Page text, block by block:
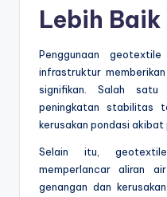
Lebih Baik
Penggunaan
infrastruktur
signifikan. Salah satu
peningkatan stabilitas
kerusakan pondasi
Selain itu,
memperlancar aliran
genangan dan